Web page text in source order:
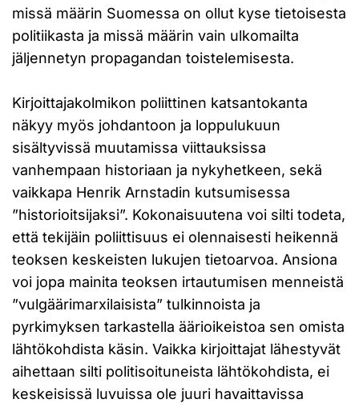
missä määrin Suomessa on ollut kyse tietoisesta
politiikasta ja missä määrin vain ulkomailta
jäljennetyn propagandan toistelemisesta.
Kirjoittajakolmikon poliittinen katsantokanta
näkyy myös johdantoon ja loppulukuun
sisältyvissä muutamissa viittauksissa
vanhempaan historiaan ja nykyhetkeen, sekä
vaikkapa Henrik Arnstadin kutsumisessa
”historioitsijaksi”. Kokonaisuutena voi silti todeta,
että tekijäin poliittisuus ei olennaisesti heikennä
teoksen keskeisten lukujen tietoarvoa. Ansiona
voi jopa mainita teoksen irtautumisen menneistä
”vulgäärimarxilaisista” tulkinnoista ja
pyrkimyksen tarkastella äärioikeistoa sen omista
lähtökohdista käsin. Vaikka kirjoittajat lähestyvät
aihettaan silti politisoituneista lähtökohdista, ei
keskeisissä luvuissa ole juuri havaittavissa